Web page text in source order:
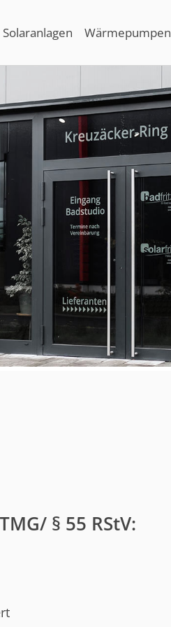
Solaranlagen Wärmepumpen
§ 55 RStV: